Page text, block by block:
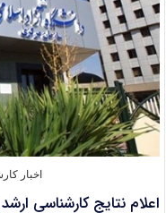
اخبار